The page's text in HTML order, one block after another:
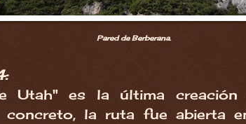
Pared de Berberana.
Utah" es la última
concreto, la ruta fue abierta